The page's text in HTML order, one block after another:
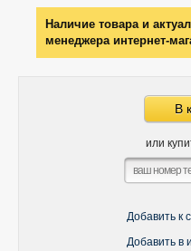
Наличие товара и
менеджера интернет-
В
или
Добавить к
Добавить в